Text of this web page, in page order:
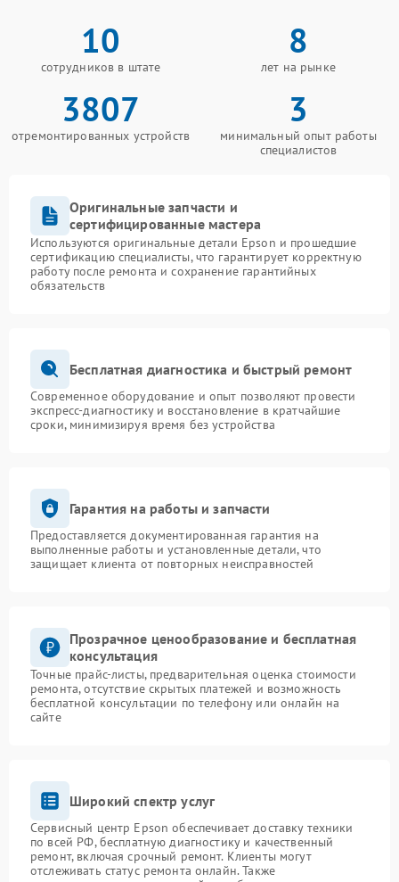
10
сотрудников в штате
8
лет на рынке
3807
отремонтированных устройств
3
минимальный опыт работы
специалистов
Оригинальные запчасти и
сертифицированные мастера
Используются оригинальные детали Epson и прошедшие
сертификацию специалисты, что гарантирует корректную
работу после ремонта и сохранение гарантийных
обязательств
Бесплатная диагностика и быстрый ремонт
Современное оборудование и опыт позволяют провести
экспресс-диагностику и восстановление в кратчайшие
сроки, минимизируя время без устройства
Гарантия на работы и запчасти
Предоставляется документированная гарантия на
выполненные работы и установленные детали, что
защищает клиента от повторных неисправностей
Прозрачное ценообразование и бесплатная
консультация
Точные прайс-листы, предварительная оценка стоимости
ремонта, отсутствие скрытых платежей и возможность
бесплатной консультации по телефону или онлайн на
сайте
Широкий спектр услуг
Сервисный центр Epson обеспечивает доставку техники
по всей РФ, бесплатную диагностику и качественный
ремонт, включая срочный ремонт. Клиенты могут
отслеживать статус ремонта онлайн. Также